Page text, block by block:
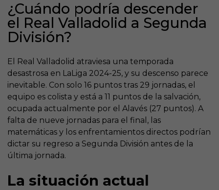
¿Cuándo podría descender
el Real Valladolid a Segunda
División?
El Real Valladolid atraviesa una temporada
desastrosa en LaLiga 2024-25, y su descenso parece
inevitable. Con solo 16 puntos tras 29 jornadas, el
equipo es colista y está a 11 puntos de la salvación,
ocupada actualmente por el Alavés (27 puntos). A
falta de nueve jornadas para el final, las
matemáticas y los enfrentamientos directos podrían
dictar su regreso a Segunda División antes de la
última jornada.
La situación actual